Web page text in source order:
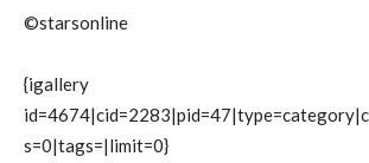
©starsonline
{igallery
s=0|tags=|limit=0}